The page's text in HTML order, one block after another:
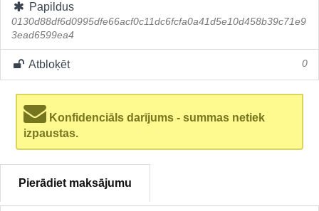
Papildus
0130d88df6d0995dfe66acf0c11dc6fcfa0a41d5e10d458b39c71e9
3ead6599ea4
Atbloķēt 0
Konfidenciāls darījums - summas netiek
izpaustas.
Pierādiet maksājumu